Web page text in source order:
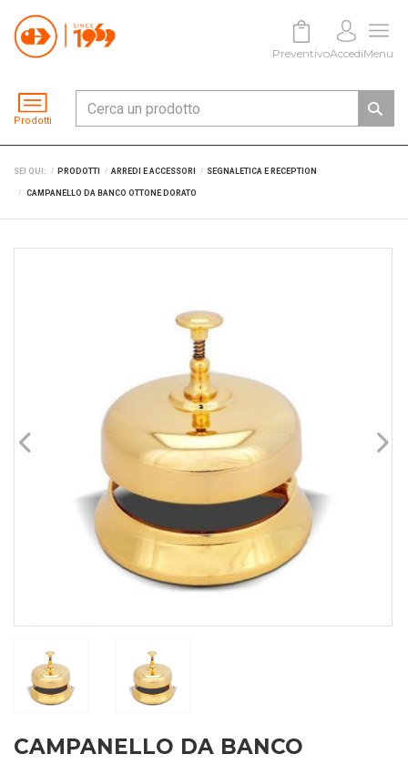
Prodotti
PreventivoAccediMenu
SEI QUI: PRODOTTI ARREDI E ACCESSORI SEGNALETICA E RECEPTION
CAMPANELLO DA BANCO OTTONE DORATO
CAMPANELLO DA BANCO